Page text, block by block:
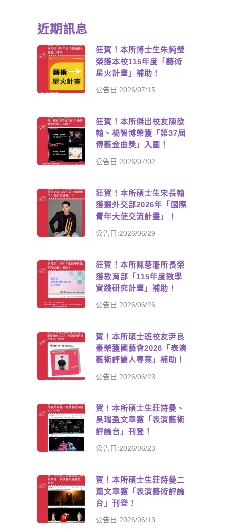
近期訊息
狂賀！本所博士生朱純瑩
榮獲本校115年度「藝術
星火計畫」補助！
公告日:2026/07/15
狂賀！本所傑出校友陳歆
翰、楊智博榮獲「第37屆
傳藝金曲獎」入圍！
公告日:2026/07/02
狂賀！本所碩士生宋長翰
獲選外交部2026年「國際
青年大使交流計畫」！
公告日:2026/06/29
狂賀！本所陳慧珊所長榮
獲教育部「115年度教學
實踐研究計畫」補助！
公告日:2026/06/26
賀！本所碩士班校友尹良
豪榮獲國藝會2026「表演
藝術評論人專案」補助！
公告日:2026/06/23
賀！本所碩士生莊詩曼、
吳瑞盈文章獲「表演藝術
評論台」刊登！
公告日:2026/06/23
賀！本所碩士生莊詩曼二
篇文章獲「表演藝術評論
台」刊登！
公告日:2026/06/13